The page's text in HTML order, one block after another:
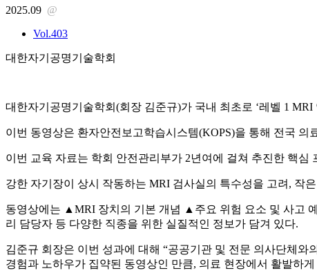
2025.09 @
Vol.403
대한자기공명기술학회
대한자기공명기술학회(회장 김준규)가 국내 최초로 ‘레벨 1
이번 동영상은 환자안전보고학습시스템(KOPS)을 통해 전국
이번 교육 자료는 학회 안전관리부가 2년여에 걸쳐 추진한 핵
강한 자기장이 상시 작동하는 MRI 검사실의 특수성을 고려, 작
동영상에는 ▲MRI 장치의 기본 개념 ▲주요 위험 요소 및 사고
리 담당자 등 다양한 직종을 위한 실질적인 정보가 담겨 있다.
김준규 회장은 이번 성과에 대해 “공공기관 및 전문 의사단체
경험과 노하우가 집약된 동영상인 만큼, 의료 현장에서 활발하